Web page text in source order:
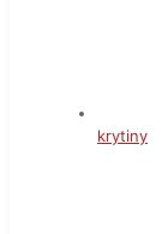
krytiny